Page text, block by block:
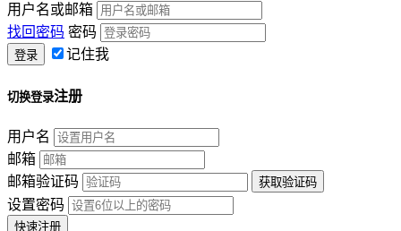
用户名或邮箱
找回密码 密码
记住我
切换登录注册
用户名
邮箱
邮箱验证码
设置密码